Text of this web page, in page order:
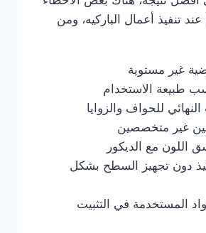
تنفيذ أعمال الباركيه، ومن
غير مستوية
طبيعة الاستخدام
للحواف والزوايا
غير متخصصين
اللون مع الديكور
دون تجهيز السطح بشكل
المستخدمة في التثبيت